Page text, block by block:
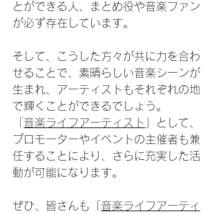
とができる人、まとめ役や音楽ファン
が必ず存在しています。
そして、こうした方々が共に力を合わ
せることで、素晴らしい音楽シーンが
生まれ、アーティストもそれぞれの地
で輝くことができるでしょう。
音楽ライフアーティスト
」として、
プロモーターやイベントの主催者も兼
任することにより、さらに充実した活
動が可能になります。
ぜひ、皆さんも「 音楽ライフアーティ